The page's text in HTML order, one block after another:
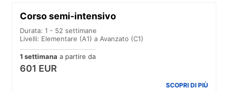
Corso semi-intensivo
Durata: 1 - 52 settimane
Livelli: Elementare (A1) a Avanzato (C1)
1 settimana a partire da
601 EUR
SCOPRI DI PIÙ